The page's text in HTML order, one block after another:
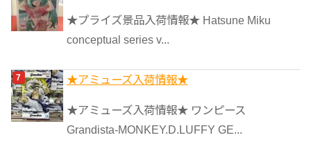
★プライズ景品入荷情報★ Hatsune Miku
conceptual series v...
★アミューズ入荷情報★
★アミューズ入荷情報★ ワンピース
Grandista-MONKEY.D.LUFFY GE...